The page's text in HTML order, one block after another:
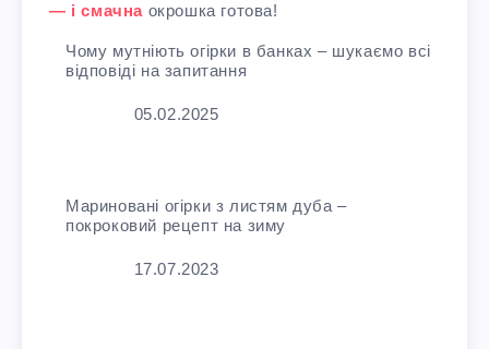
— і смачна окрошка готова!
Чому мутніють огірки в банках – шукаємо всі
відповіді на запитання
05.02.2025
Мариновані огірки з листям дуба –
покроковий рецепт на зиму
17.07.2023